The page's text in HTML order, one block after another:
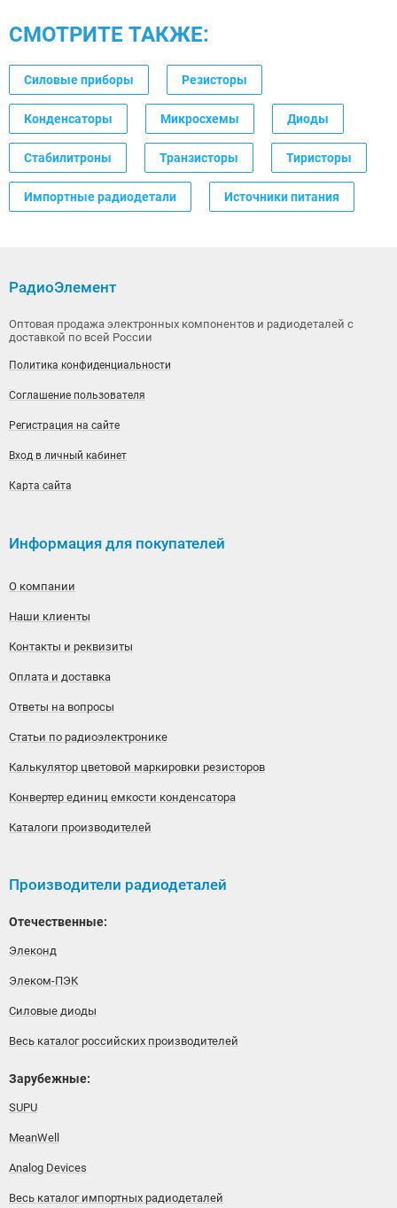
СМОТРИТЕ ТАКЖЕ:
Силовые приборы Резисторы
Конденсаторы Микросхемы Диоды
Стабилитроны Транзисторы Тиристоры
Импортные радиодетали Источники питания
РадиоЭлемент
Оптовая продажа электронных компонентов и радиодеталей с
доставкой по всей России
Политика конфиденциальности
Соглашение пользователя
Регистрация на сайте
Вход в личный кабинет
Карта сайта
Информация для покупателей
О компании
Наши клиенты
Контакты и реквизиты
Оплата и доставка
Ответы на вопросы
Статьи по радиоэлектронике
Калькулятор цветовой маркировки резисторов
Конвертер единиц емкости конденсатора
Каталоги производителей
Производители радиодеталей
Отечественные:
Элеконд
Элеком-ПЭК
Силовые диоды
Весь каталог российских производителей
Зарубежные:
SUPU
MeanWell
Analog Devices
Весь каталог импортных радиодеталей